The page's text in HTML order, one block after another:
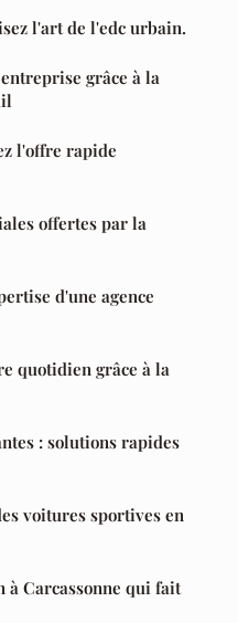
l'art de l'edc urbain.
grâce à la
l'offre rapide
offertes par la
d'une agence
quotidien grâce à la
: solutions rapides
voitures sportives en
à Carcassonne qui fait